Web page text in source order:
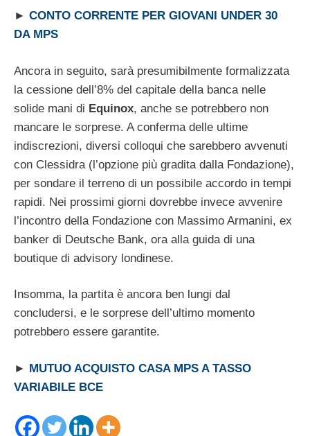
► CONTO CORRENTE PER GIOVANI UNDER 30
DA MPS
Ancora in seguito, sarà presumibilmente formalizzata
la cessione dell’8% del capitale della banca nelle
solide mani di Equinox, anche se potrebbero non
mancare le sorprese. A conferma delle ultime
indiscrezioni, diversi colloqui che sarebbero avvenuti
con Clessidra (l’opzione più gradita dalla Fondazione),
per sondare il terreno di un possibile accordo in tempi
rapidi. Nei prossimi giorni dovrebbe invece avvenire
l’incontro della Fondazione con Massimo Armanini, ex
banker di Deutsche Bank, ora alla guida di una
boutique di advisory londinese.
Insomma, la partita è ancora ben lungi dal
concludersi, e le sorprese dell’ultimo momento
potrebbero essere garantite.
► MUTUO ACQUISTO CASA MPS A TASSO
VARIABILE BCE